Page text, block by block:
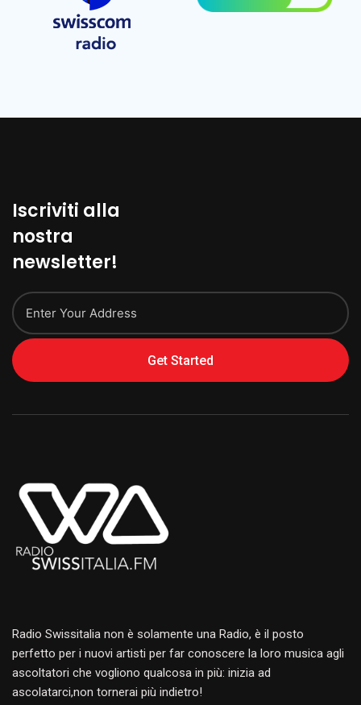
Iscriviti alla
nostra
newsletter!
Get Started
Radio Swissitalia non è solamente una Radio, è il posto
perfetto per i nuovi artisti per far conoscere la loro musica agli
ascoltatori che vogliono qualcosa in più: inizia ad
ascolatarci,non tornerai più indietro!